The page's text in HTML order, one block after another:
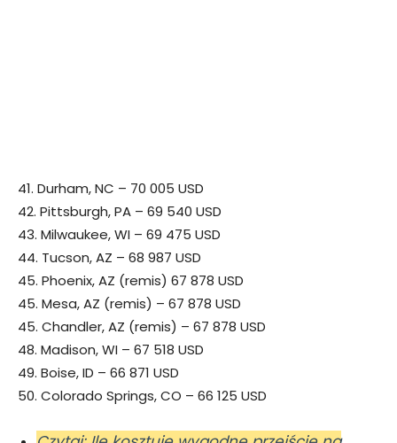
41. Durham, NC – 70 005 USD
42. Pittsburgh, PA – 69 540 USD
43. Milwaukee, WI – 69 475 USD
44. Tucson, AZ – 68 987 USD
45. Phoenix, AZ (remis) 67 878 USD
45. Mesa, AZ (remis) – 67 878 USD
45. Chandler, AZ (remis) – 67 878 USD
48. Madison, WI – 67 518 USD
49. Boise, ID – 66 871 USD
50. Colorado Springs, CO – 66 125 USD